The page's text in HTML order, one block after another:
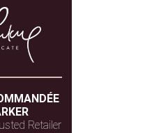
Retailer